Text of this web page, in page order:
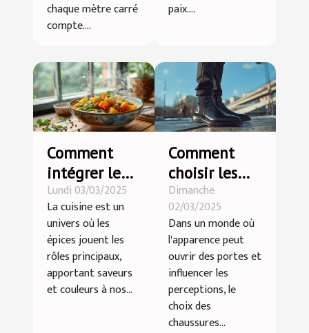
chaque mètre carré
compte....
paix....
Comment
intégrer le
curry doux
dans votre
cuisine
quotidienne
Lundi 03/03/2025
La cuisine est un
univers où les
épices jouent les
rôles principaux,
apportant saveurs
et couleurs à nos...
Comment
choisir les
meilleures
chaussures
rehaussantes
pour hommes
Dimanche
02/03/2025
Dans un monde où
l'apparence peut
ouvrir des portes et
influencer les
perceptions, le
choix des
chaussures...